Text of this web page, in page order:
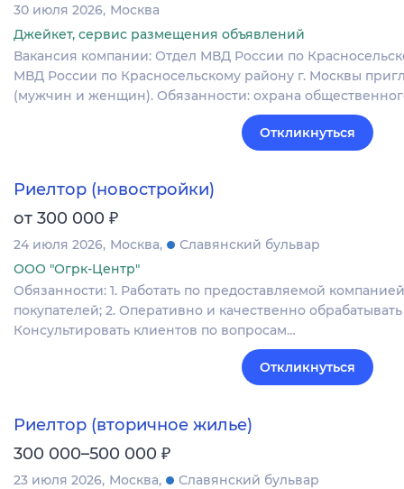
30 июля 2026 Москва
Джейкет, сервис размещения объявлений
Вакансия компании: Отдел МВД России по
МВД России по Красносельскому району г. Москвы
(мужчин и женщин). Обязанности: охрана
Откликнуться
Риелтор (новостройки)
от 300 000 ₽
24 июля 2026 Москва
Славянский бульвар
ООО "Огрк-Центр"
Обязанности: 1. Работать по предоставляемой
покупателей; 2. Оперативно и качественно
Консультировать клиентов по вопросам…
Откликнуться
Риелтор (вторичное жилье)
300 000–500 000 ₽
23 июля 2026 Москва
Славянский бульвар